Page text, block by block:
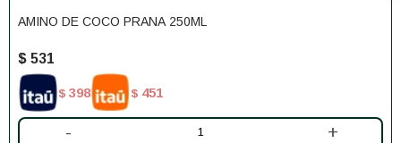
AMINO DE COCO PRANA 250ML
$ 531
$ 398 $ 451
- +